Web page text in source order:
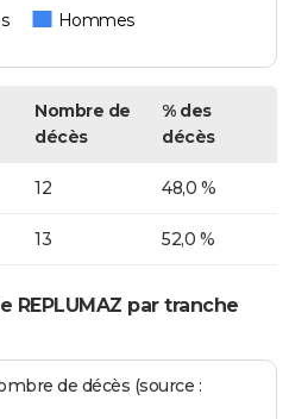
Hommes
Nombre de
décès
% des
décès
12 48,0 %
13 52,0 %
REPLUMAZ par tranche
de décès (source :